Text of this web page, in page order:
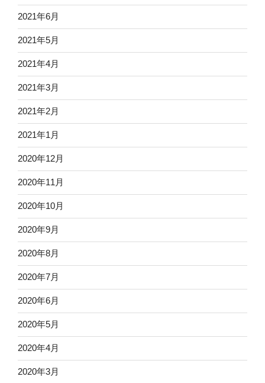
2021年6月
2021年5月
2021年4月
2021年3月
2021年2月
2021年1月
2020年12月
2020年11月
2020年10月
2020年9月
2020年8月
2020年7月
2020年6月
2020年5月
2020年4月
2020年3月